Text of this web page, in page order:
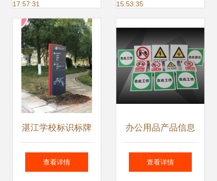
17:57:31
15:53:35
湛江学校标识标牌
制作报价
查看详情
办公用品产品信息
查看详情